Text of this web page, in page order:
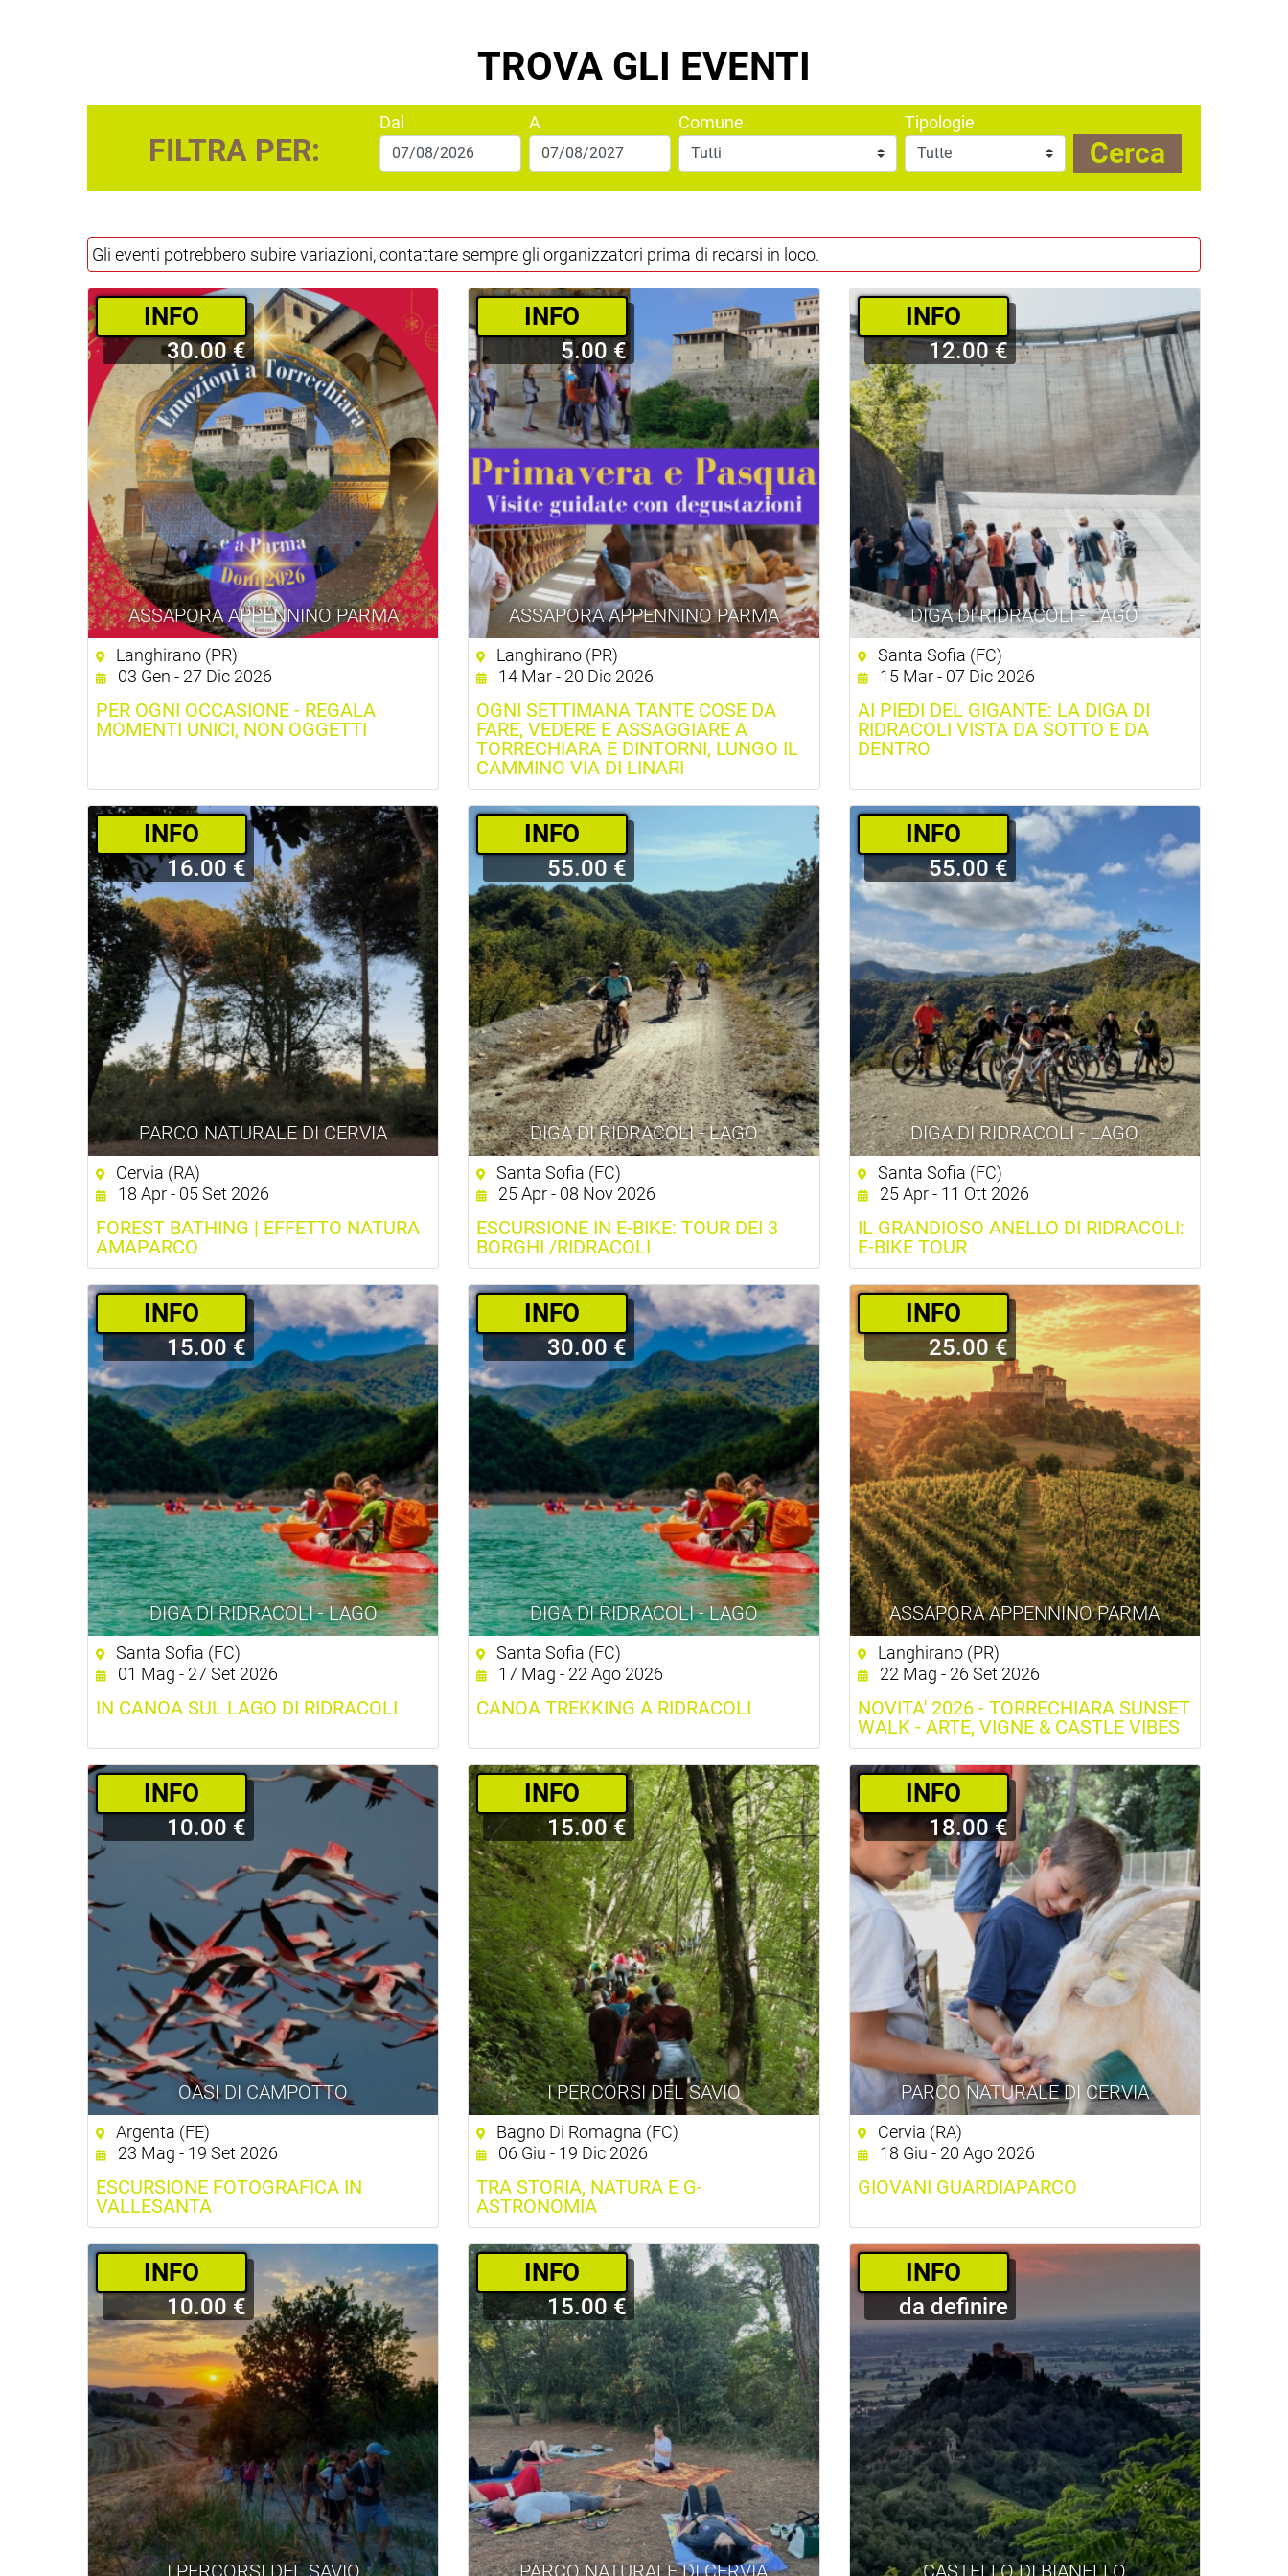
TROVA GLI EVENTI
FILTRA PER:
Dal A Comune Tipologie
Cerca
Gli eventi potrebbero subire variazioni, contattare sempre gli organizzatori prima di recarsi in loco.
ASSAPORA APPENNINO PARMA
INFO
30.00 €
Langhirano (PR)
03 Gen - 27 Dic 2026
PER OGNI OCCASIONE - REGALA
MOMENTI UNICI, NON OGGETTI
ASSAPORA APPENNINO PARMA
INFO
5.00 €
Langhirano (PR)
14 Mar - 20 Dic 2026
OGNI SETTIMANA TANTE COSE DA
FARE, VEDERE E ASSAGGIARE A
TORRECHIARA E DINTORNI, LUNGO IL
CAMMINO VIA DI LINARI
DIGA DI RIDRACOLI - LAGO
INFO
12.00 €
Santa Sofia (FC)
15 Mar - 07 Dic 2026
AI PIEDI DEL GIGANTE: LA DIGA DI
RIDRACOLI VISTA DA SOTTO E DA
DENTRO
PARCO NATURALE DI CERVIA
INFO
16.00 €
Cervia (RA)
18 Apr - 05 Set 2026
FOREST BATHING | EFFETTO NATURA
AMAPARCO
DIGA DI RIDRACOLI - LAGO
INFO
55.00 €
Santa Sofia (FC)
25 Apr - 08 Nov 2026
ESCURSIONE IN E-BIKE: TOUR DEI 3
BORGHI /RIDRACOLI
DIGA DI RIDRACOLI - LAGO
INFO
55.00 €
Santa Sofia (FC)
25 Apr - 11 Ott 2026
IL GRANDIOSO ANELLO DI RIDRACOLI:
E-BIKE TOUR
DIGA DI RIDRACOLI - LAGO
INFO
15.00 €
Santa Sofia (FC)
01 Mag - 27 Set 2026
IN CANOA SUL LAGO DI RIDRACOLI
DIGA DI RIDRACOLI - LAGO
INFO
30.00 €
Santa Sofia (FC)
17 Mag - 22 Ago 2026
CANOA TREKKING A RIDRACOLI
ASSAPORA APPENNINO PARMA
INFO
25.00 €
Langhirano (PR)
22 Mag - 26 Set 2026
NOVITA' 2026 - TORRECHIARA SUNSET
WALK - ARTE, VIGNE & CASTLE VIBES
OASI DI CAMPOTTO
INFO
10.00 €
Argenta (FE)
23 Mag - 19 Set 2026
ESCURSIONE FOTOGRAFICA IN
VALLESANTA
I PERCORSI DEL SAVIO
INFO
15.00 €
Bagno Di Romagna (FC)
06 Giu - 19 Dic 2026
TRA STORIA, NATURA E G-
ASTRONOMIA
PARCO NATURALE DI CERVIA
INFO
18.00 €
Cervia (RA)
18 Giu - 20 Ago 2026
GIOVANI GUARDIAPARCO
INFO
10.00 €
INFO
15.00 €
INFO
da definire